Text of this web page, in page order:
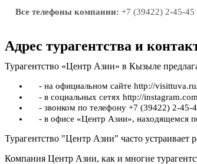
Все телефоны компании: +7 (39422) 2-45-45
Адрес турагентства и
Турагентство «Центр Азии» в Кызыле
- на официальном сайте http://
- в социальных сетях http://
- звонком по телефону +7 (39422) 2-45-
- в офисе «Центр Азии», находящемся
Турагентство "Центр Азии" часто
Компания Центр Азии, как и многие